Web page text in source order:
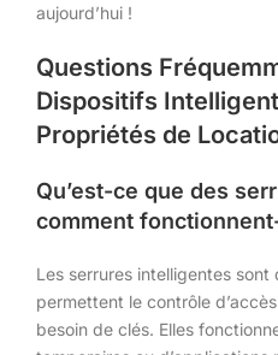
aujourd’hui !
Questions
Dispositifs
Propriétés de
Qu’est-ce que des
comment
Les serrures intelligentes
permettent le contrôle
besoin de clés. Elles